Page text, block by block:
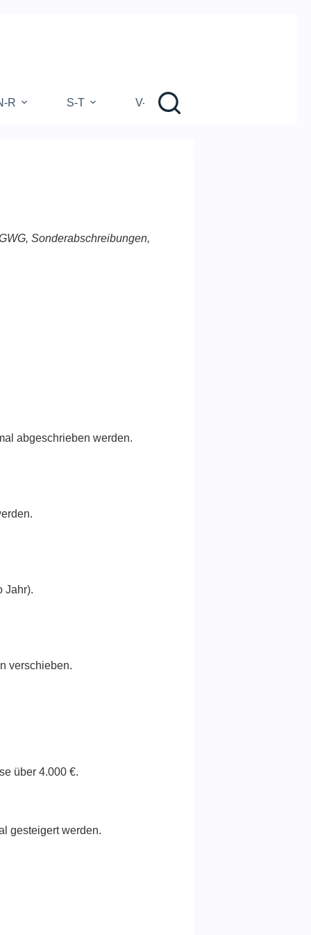
R S-T V-Z
Sonderabschreibungen,
abgeschrieben werden.
Jahr).
verschieben.
über 4.000 €.
gesteigert werden.